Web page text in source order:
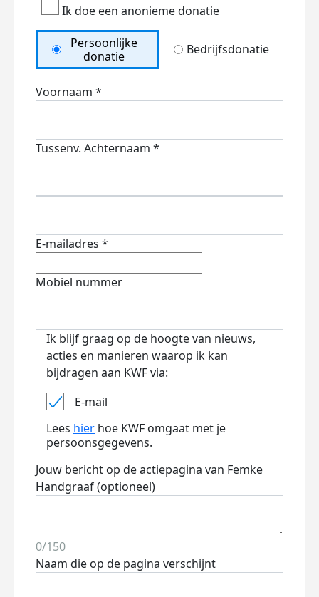
Ik doe een anonieme donatie
Persoonlijke
donatie
Bedrijfsdonatie
Voornaam *
Tussenv. Achternaam *
E-mailadres *
Mobiel nummer
Ik blijf graag op de hoogte van nieuws,
acties en manieren waarop ik kan
bijdragen aan KWF via:
E-mail
Lees hier hoe KWF omgaat met je
persoonsgegevens.
Jouw bericht op de actiepagina van Femke
Handgraaf (optioneel)
0/150
Naam die op de pagina verschijnt